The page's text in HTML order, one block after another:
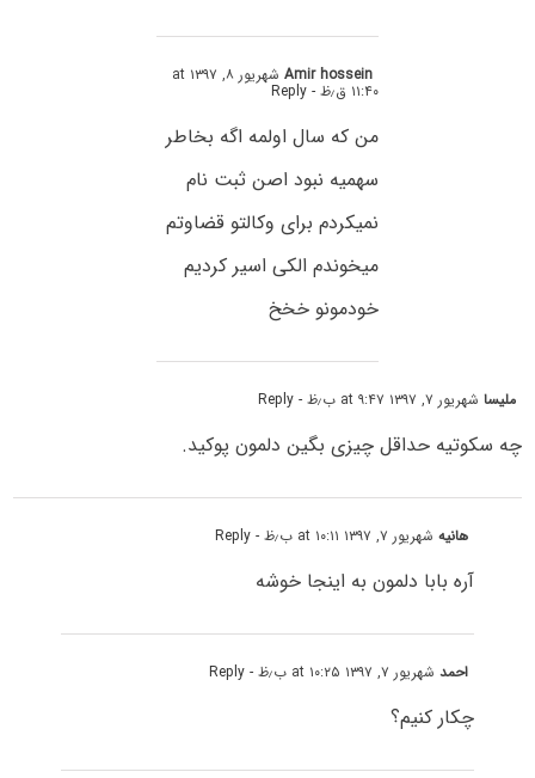
Amir hossein شهریور ۸, ۱۳۹۷ at
۱۱:۴۰ ق٫ظ - Reply
من که سال اولمه اگه بخاطر
سهمیه نبود اصن ثبت نام
نمیکردم برای وکالتو قضاوتم
میخوندم الکی اسیر کردیم
خودمونو خخخ
ملیساشهریور ۷, ۱۳۹۷ at ۹:۴۷ ب٫ظ - Reply
چه سکوتیه حداقل چیزی بگین دلمون پوکید.
هانیهشهریور ۷, ۱۳۹۷ at ۱۰:۱۱ ب٫ظ - Reply
آره بابا دلمون به اینجا خوشه
احمدشهریور ۷, ۱۳۹۷ at ۱۰:۲۵ ب٫ظ - Reply
چکار کنیم؟